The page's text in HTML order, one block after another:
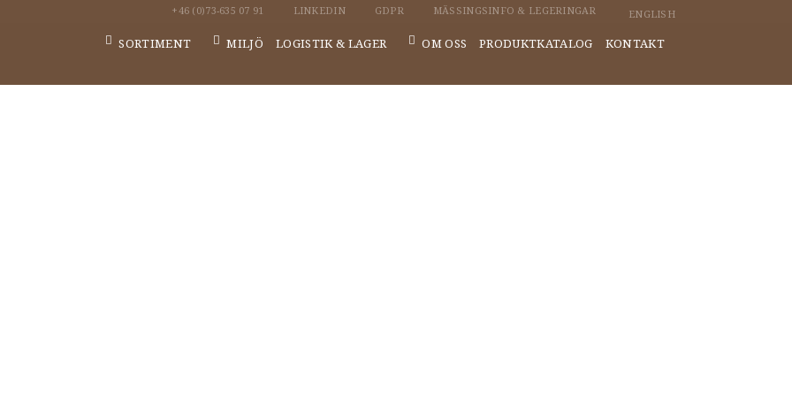
+46 (0)73-635 07 91 LINKEDIN GDPR MÄSSINGSINFO & LEGERINGAR ENGLISH
SORTIMENT MILJÖ LOGISTIK & LAGER OM OSS PRODUKTKATALOG KONTAKT